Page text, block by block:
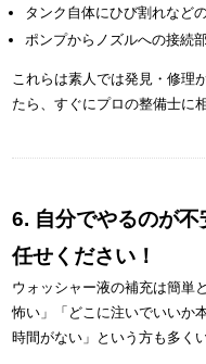
タンク自体にひび割れなど
ポンプからノズルへの接続
これらは素人では発見・修理
たら、すぐにプロの整備士に
6. 自分でやるのが
任せください！
ウォッシャー液の補充は簡単
怖い」「どこに注いでいいか
時間がない」という方も多く